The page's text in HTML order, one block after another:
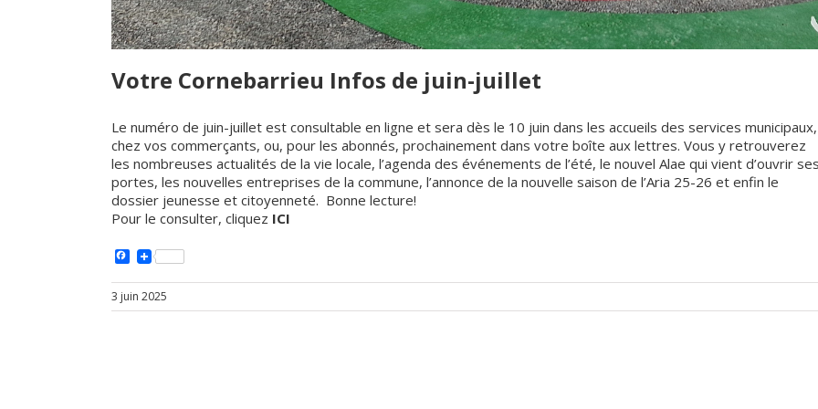
Votre Cornebarrieu Infos de juin-juillet
Le numéro de juin-juillet est consultable en ligne et sera dès le 10 juin dans les accueils des services municipaux,
chez vos commerçants, ou, pour les abonnés, prochainement dans votre boîte aux lettres. Vous y retrouverez
les nombreuses actualités de la vie locale, l’agenda des événements de l’été, le nouvel Alae qui vient d’ouvrir
portes, les nouvelles entreprises de la commune, l’annonce de la nouvelle saison de l’Aria 25-26 et enfin le
dossier jeunesse et citoyenneté. Bonne lecture!
Pour le consulter, cliquez ICI
Facebook
3 juin 2025